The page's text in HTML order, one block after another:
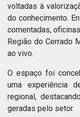
voltadas à
do conhecimento.
comentadas,
Região do Cerrado
ao vivo.
O espaço foi
uma experiência
regional,
geradas pelo setor.